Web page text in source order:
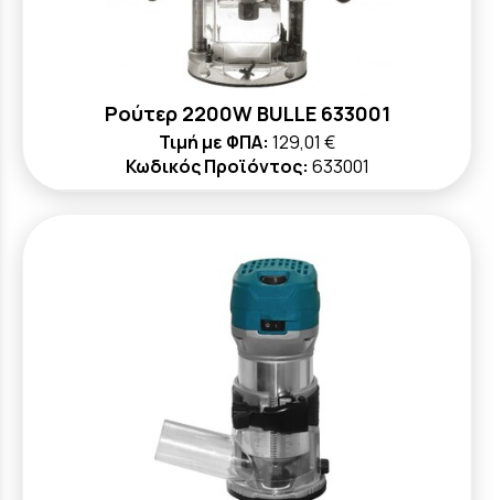
Ρούτερ 2200W BULLE 633001
Τιμή με ΦΠΑ: 129,01 €
Κωδικός Προϊόντος: 633001